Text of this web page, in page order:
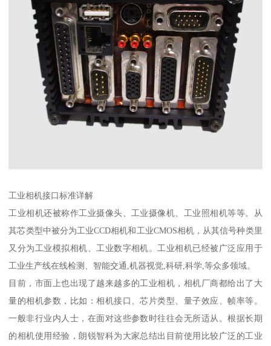
工业相机接口标准详解
工业相机还被称作工业摄像头、工业摄像机、工业照相机等等。从
其芯类型中被分为工业CCD相机和工业CMOS相机，从其信号种类里
又分为工业模拟相机、工业数字相机。工业相机已经被广泛应用于
工业生产线在线检测、智能交通,机器视觉,科研,科学,等众多领域。
目前，市面上也出现了越来越多的工业相机，相机厂商都给出了大
量的相机参数，比如：相机接口、芯片类型、量子效应、帧率等。
一般非行业内人士，在面对这些参数时往往会无所适从。根据长期
的相机使用经验，朗锐智科为大家总结出目前使用比较广泛的工业